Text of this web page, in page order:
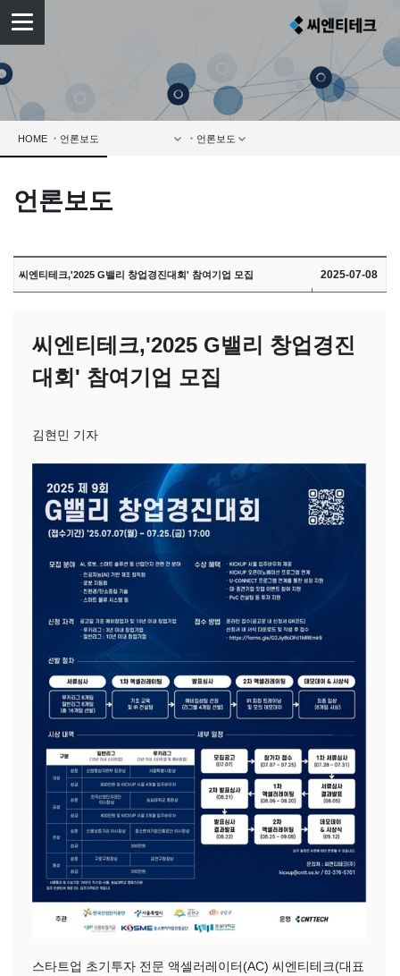
HOME
언론보도
씨엔티테크,'2025 G밸리 창업경진대회' 참여기업 모집 2025-07-08
씨엔티테크,'2025 G밸리 창업경진
대회' 참여기업 모집
김현민 기자
스타트업 초기투자 전문 액셀러레이터(AC) 씨엔티테크(대표